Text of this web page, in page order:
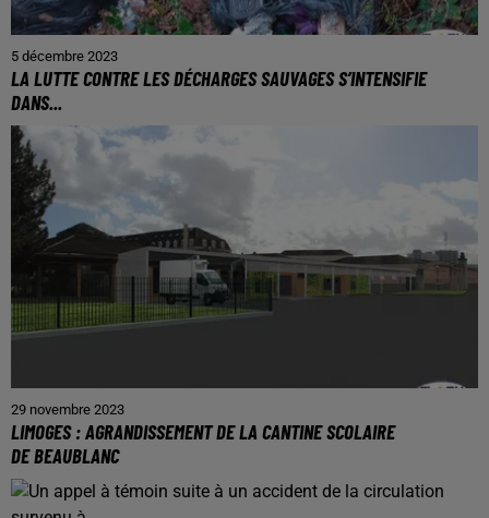
5 décembre 2023
LA LUTTE CONTRE LES DÉCHARGES SAUVAGES S’INTENSIFIE
DANS...
29 novembre 2023
LIMOGES : AGRANDISSEMENT DE LA CANTINE SCOLAIRE
DE BEAUBLANC